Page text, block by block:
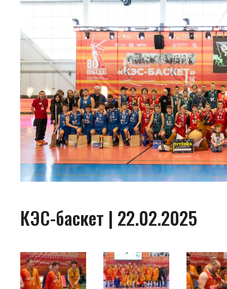
КЭС-баскет | 22.02.2025